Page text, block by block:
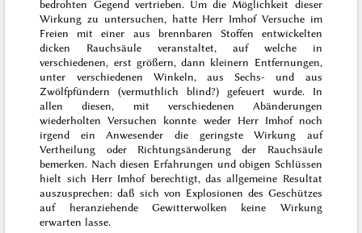
bedrohten Gegend vertrieben. Um die Möglichkeit dieser
Wirkung zu untersuchen, hatte Herr Imhof Versuche im
Freien mit einer aus brennbaren Stoffen entwickelten
dicken Rauchsäule veranstaltet, auf welche in
verschiedenen, erst größern, dann kleinern Entfernungen,
unter verschiedenen Winkeln, aus Sechs- und aus
Zwölfpfündern (vermuthlich blind?) gefeuert wurde. In
allen diesen, mit verschiedenen Abänderungen
wiederholten Versuchen konnte weder Herr Imhof noch
irgend ein Anwesender die geringste Wirkung auf
Vertheilung oder Richtungsänderung der Rauchsäule
bemerken. Nach diesen Erfahrungen und obigen Schlüssen
hielt sich Herr Imhof berechtigt,das allgemeine Resultat
auszusprechen: daß sich von Explosionen des Geschützes
auf heranziehende Gewitterwolken keine Wirkung
erwarten lasse.